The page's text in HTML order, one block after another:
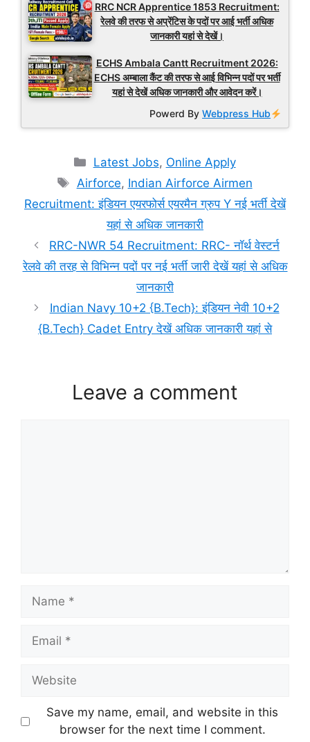
RRC NCR Apprentice 1853 Recruitment:
रेलवे की तरफ से अप्रेंटिस के पदों पर आई भर्ती अधिक
जानकारी यहां से देखें।
ECHS Ambala Cantt Recruitment 2026:
ECHS अम्बाला कैंट की तरफ से आई विभिन्न पदों पर भर्ती
यहां से देखें अधिक जानकारी और आवेदन करें।
Powerd ByWebpress Hub
Categories
Latest Jobs, Online Apply
Tags
Airforce, Indian Airforce Airmen
Recruitment: इंडियन एयरफोर्स एयरमैन ग्रुप Y नई भर्ती देखें
यहां से अधिक जानकारी
RRC-NWR 54 Recruitment: RRC- नॉर्थ वेस्टर्न
रेलवे की तरह से विभिन्न पदों पर नई भर्ती जारी देखें यहां से अधिक
जानकारी
Indian Navy 10+2 {B.Tech}: इंडियन नेवी 10+2
{B.Tech} Cadet Entry देखें अधिक जानकारी यहां से
Leave a comment
Save my name, email, and website in this
browser for the next time I comment.